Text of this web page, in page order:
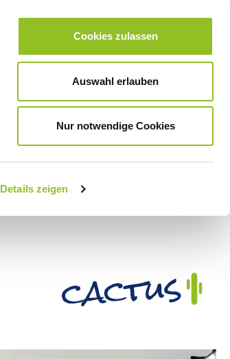
Details zeigen
Cookies zulassen
Auswahl erlauben
Nur notwendige Cookies